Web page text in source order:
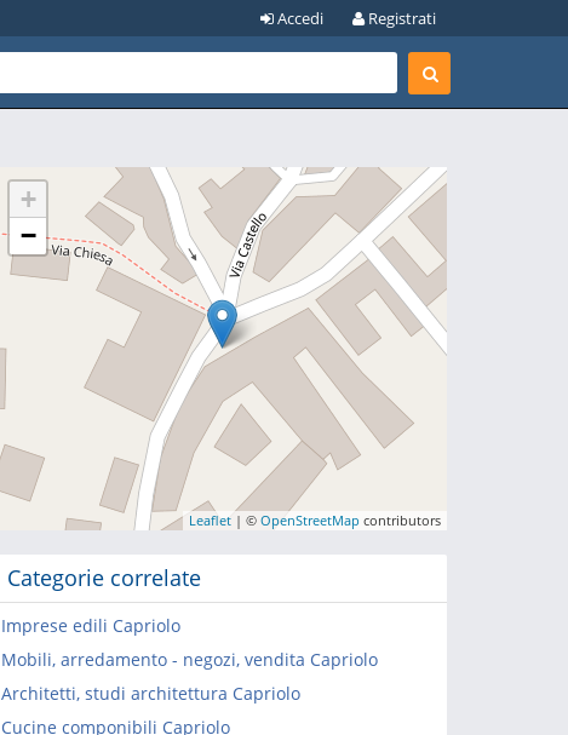
Registrati
Accedi
+
−
Leaflet | ©OpenStreetMap contributors
Categorie correlate
Imprese edili Capriolo
Mobili, arredamento - negozi, vendita Capriolo
Architetti, studi architettura Capriolo
Cucine componibili Capriolo